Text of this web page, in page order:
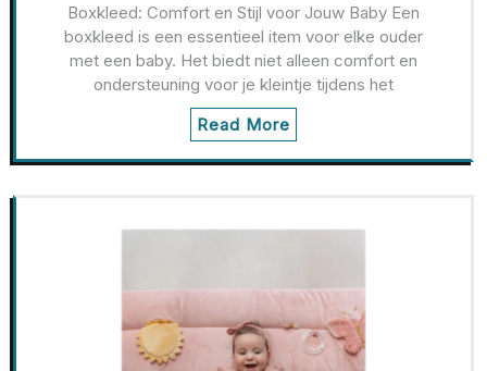
Boxkleed: Comfort en Stijl voor Jouw Baby Een
boxkleed is een essentieel item voor elke ouder
met een baby. Het biedt niet alleen comfort en
ondersteuning voor je kleintje tijdens het
Read More